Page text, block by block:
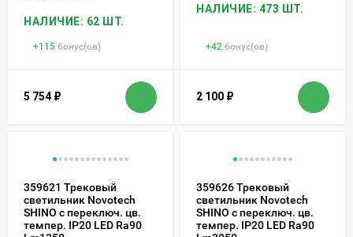
НАЛИЧИЕ: 62 ШТ.
+115 бонус(ов)
5 754 ₽
НАЛИЧИЕ: 473 ШТ.
+42 бонус(ов)
2 100 ₽
359621 Трековый
светильник Novotech
SHINO с переключ. цв.
темпер. IP20 LED Ra90
359626 Трековый
светильник Novotech
SHINO с переключ. цв.
темпер. IP20 LED Ra90